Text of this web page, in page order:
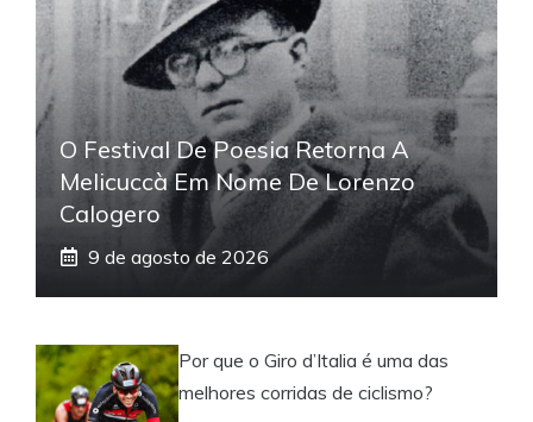
O Festival De Poesia Retorna A
Melicuccà Em Nome De Lorenzo
Calogero
9 de agosto de 2026
Por que o Giro d’Italia é uma das
melhores corridas de ciclismo?